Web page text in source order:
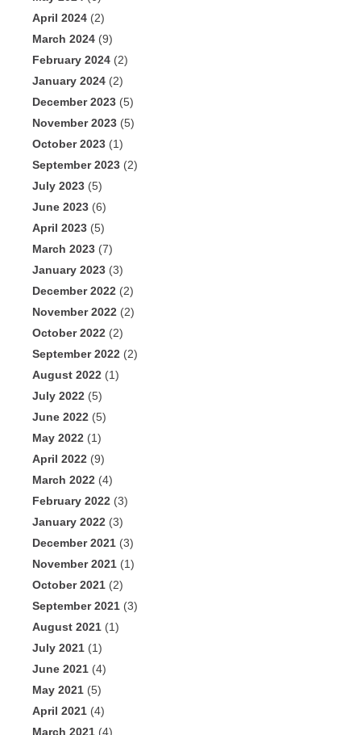
April 2024 (2)
March 2024 (9)
February 2024 (2)
January 2024 (2)
December 2023 (5)
November 2023 (5)
October 2023 (1)
September 2023 (2)
July 2023 (5)
June 2023 (6)
April 2023 (5)
March 2023 (7)
January 2023 (3)
December 2022 (2)
November 2022 (2)
October 2022 (2)
September 2022 (2)
August 2022 (1)
July 2022 (5)
June 2022 (5)
May 2022 (1)
April 2022 (9)
March 2022 (4)
February 2022 (3)
January 2022 (3)
December 2021 (3)
November 2021 (1)
October 2021 (2)
September 2021 (3)
August 2021 (1)
July 2021 (1)
June 2021 (4)
May 2021 (5)
April 2021 (4)
March 2021 (4)